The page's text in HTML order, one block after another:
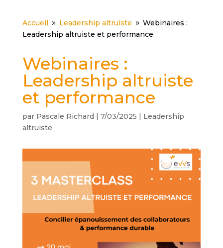
Accueil 9 Leadership altruiste 9 Webinaires :
Leadership altruiste et performance
Webinaires :
Leadership altruiste
et performance
par Pascale Richard | 7/03/2025 | Leadership
altruiste